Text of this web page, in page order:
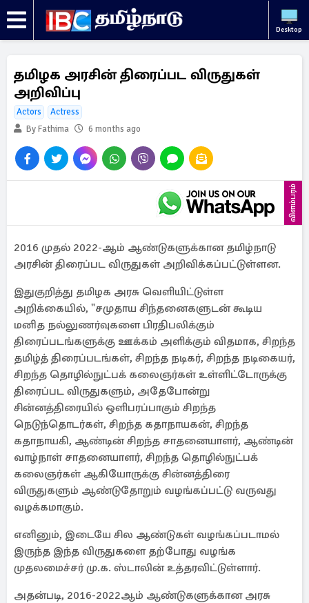
Desktop
தமிழக அரசின் திரைப்பட விருதுகள்
அறிவிப்பு
Actors
Actress
By Fathima
6 months ago
விளம்பரம்
2016 முதல் 2022-ஆம் ஆண்டுகளுக்கான தமிழ்நாடு
அரசின் திரைப்பட விருதுகள் அறிவிக்கப்பட்டுள்ளன.
இதுகுறித்து தமிழக அரசு வெளியிட்டுள்ள
அறிக்கையில், "சமுதாய சிந்தனைகளுடன் கூடிய
மனித நல்லுணர்வுகளை பிரதிபலிக்கும்
திரைப்படங்களுக்கு ஊக்கம் அளிக்கும் விதமாக, சிறந்த
தமிழ்த் திரைப்படங்கள், சிறந்த நடிகர், சிறந்த நடிகையர்,
சிறந்த தொழில்நுட்பக் கலைஞர்கள் உள்ளிட்டோருக்கு
திரைப்பட விருதுகளும், அதேபோன்று
சின்னத்திரையில் ஒளிபரப்பாகும் சிறந்த
நெடுந்தொடர்கள், சிறந்த கதாநாயகன், சிறந்த
கதாநாயகி, ஆண்டின் சிறந்த சாதனையாளர், ஆண்டின்
வாழ்நாள் சாதனையாளர், சிறந்த தொழில்நுட்பக்
கலைஞர்கள் ஆகியோருக்கு சின்னத்திரை
விருதுகளும் ஆண்டுதோறும் வழங்கப்பட்டு வருவது
வழக்கமாகும்.‎
எனினும், இடையே சில ஆண்டுகள் வழங்கப்படாமல்
இருந்த இந்த விருதுகளை தற்போது வழங்க
முதலமைச்சர் மு.க. ஸ்டாலின் உத்தரவிட்டுள்ளார்.
அதன்படி, 2016-2022ஆம் ஆண்டுகளுக்கான அரசு